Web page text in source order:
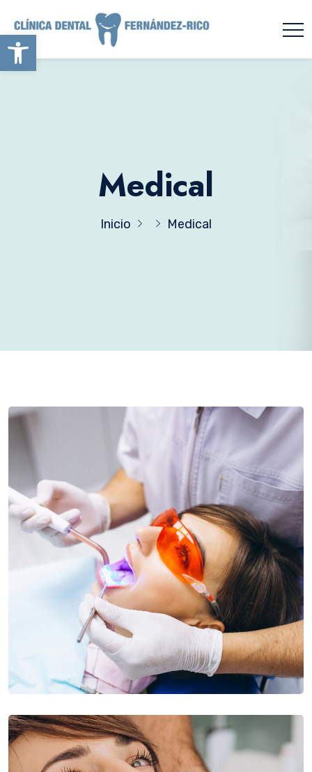
Abrir barra de herramientas
Medical
Inicio Medical